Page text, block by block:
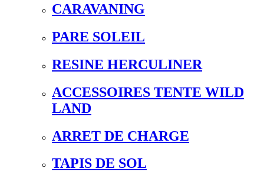
CARAVANING
PARE SOLEIL
RESINE HERCULINER
ACCESSOIRES TENTE WILD
LAND
ARRET DE CHARGE
TAPIS DE SOL